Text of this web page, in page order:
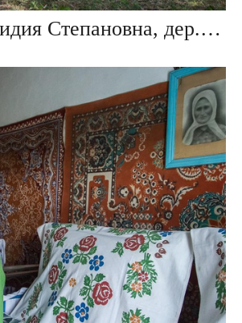
Томашок Лидия Степановна, дер. Мокраны, Беларусь